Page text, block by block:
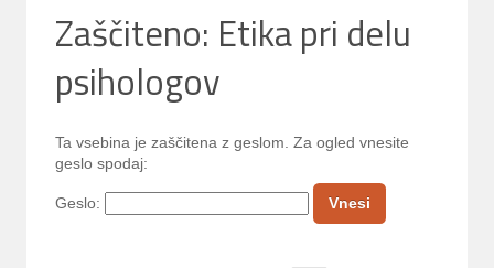
Zaščiteno: Etika pri delu
psihologov
Ta vsebina je zaščitena z geslom. Za ogled vnesite
geslo spodaj:
Geslo: